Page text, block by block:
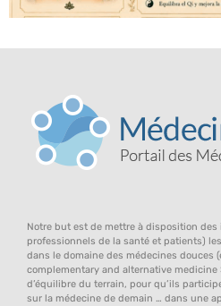
Notre but est de mettre à disposition
professionnels de la santé et patients)
dans le domaine des médecines douces
complementary and alternative medicine
d’équilibre du terrain, pour qu’ils
sur la médecine de demain … dans une